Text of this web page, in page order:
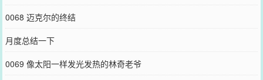
0068 迈克尔的终结
月度总结一下
0069 像太阳一样发光发热的林奇老爷